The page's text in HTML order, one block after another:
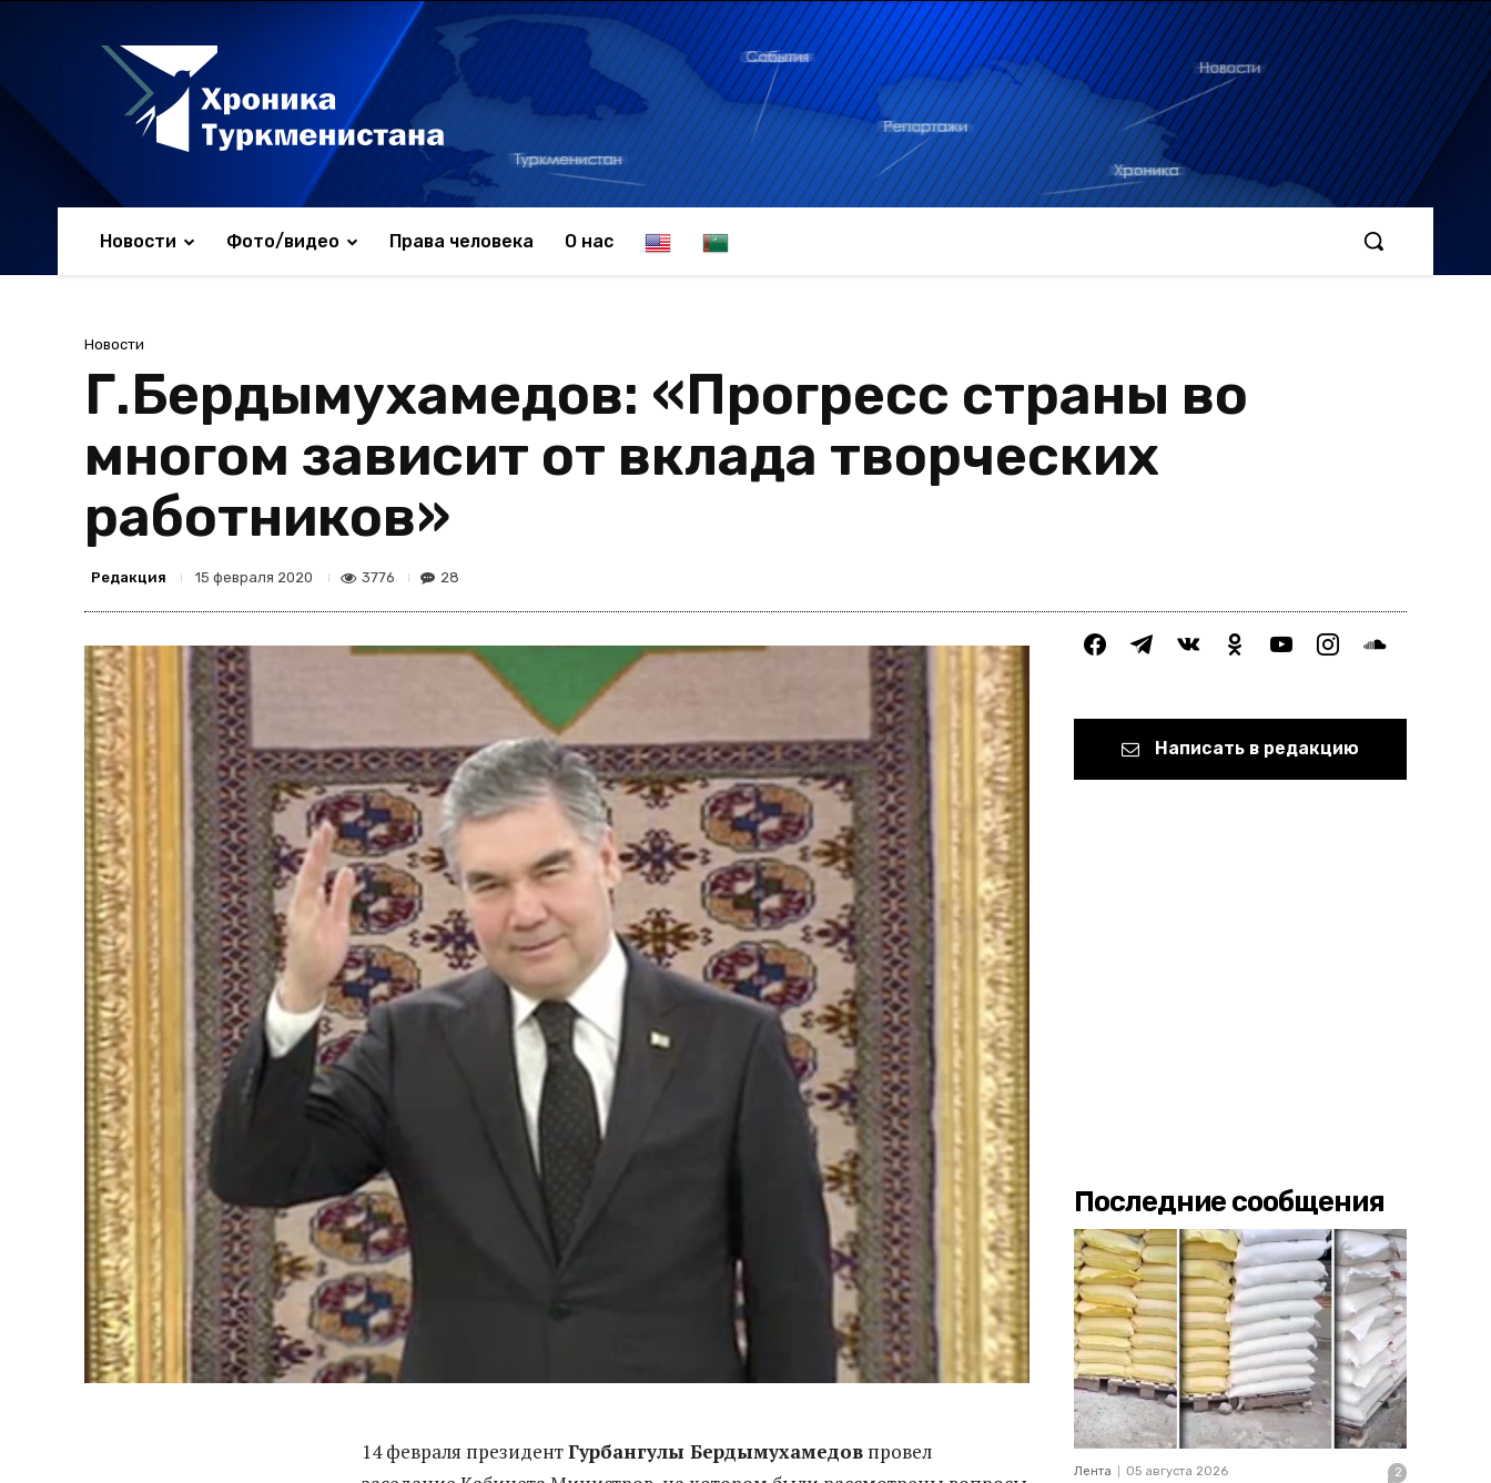
Новости Фото/видео Права человека О нас E
g
l
h
T
k
n
e
Новости
Г.Бердымухамедов: «Прогресс страны во
многом зависит от вклада творческих
работников»
Редакция 15 февраля 2020 3776 28
14 февраля президентГурбангулы Бердымухамедов провел
facebooktelegramvkontakteodnoklassniki
youtubeinstagramsoundcloud
Написать в редакцию
Последние сообщения
Лента 05 августа 2026 2